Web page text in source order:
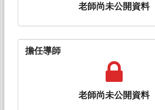
老師尚未公開資料
擔任導師
老師尚未公開資料